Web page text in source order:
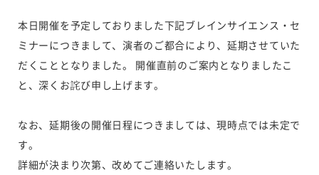
本日開催を予定しておりました下記ブレインサイエンス・セ
ミナーにつきまして、演者のご都合により、延期させていた
だくこととなりました。 開催直前のご案内となりましたこ
と、深くお詫び申し上げます。
なお、延期後の開催日程につきましては、現時点では未定で
す。
詳細が決まり次第、改めてご連絡いたします。